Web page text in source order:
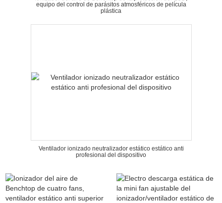
equipo del control de parásitos atmosféricos de película
plástica
Ventilador ionizado neutralizador estático estático anti
profesional del dispositivo